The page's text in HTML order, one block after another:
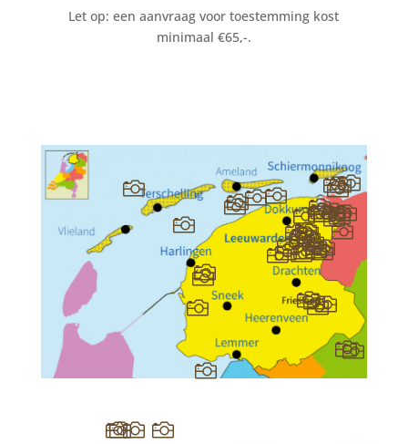
Let op: een aanvraag voor toestemming kost
minimaal €65,-.



 










































 